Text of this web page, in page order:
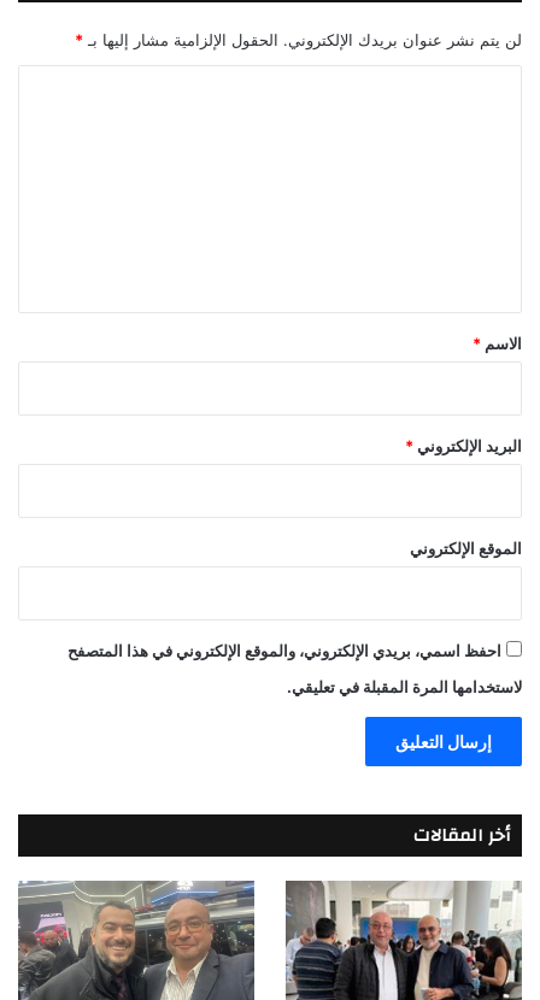
لن يتم نشر عنوان بريدك الإلكتروني. الحقول الإلزامية مشار إليها بـ *
*
الاسم *
البريد الإلكتروني *
الموقع الإلكتروني
احفظ اسمي، بريدي الإلكتروني، والموقع الإلكتروني في هذا المتصفح
لاستخدامها المرة المقبلة في تعليقي.
أخر المقالات